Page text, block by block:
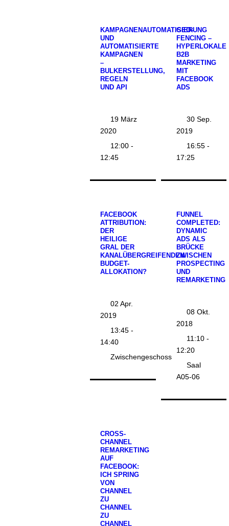
KAMPAGNENAUTOMATISIERUNG
UND
AUTOMATISIERTE
KAMPAGNEN
–
BULKERSTELLUNG,
REGELN
UND API
19 März
2020
12:00 -
12:45
GEO-
FENCING –
B2B
MARKETING
MIT
FACEBOOK
ADS
30 Sep.
2019
16:55 -
17:25
FACEBOOK
ATTRIBUTION:
DER
HEILIGE
GRAL DER
KANALÜBERGREIFENDEN
BUDGET-
ALLOKATION?
02 Apr.
2019
13:45 -
14:40
Zwischengeschoss
FUNNEL
COMPLETED:
DYNAMIC
ADS ALS
BRÜCKE
ZWISCHEN
PROSPECTING
UND
REMARKETING
08 Okt.
2018
11:10 -
12:20
Saal
A05-06
CROSS-
CHANNEL
REMARKETING
AUF
FACEBOOK:
ICH SPRING
VON
CHANNEL
ZU
CHANNEL
ZU
CHANNEL